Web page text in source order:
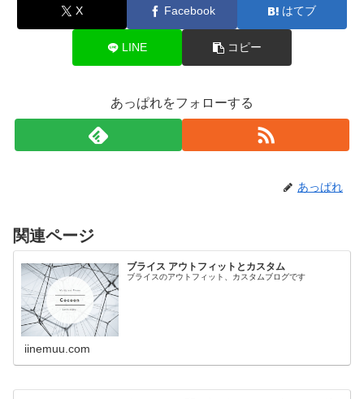
X Facebook はてブ
LINE コピー
あっぱれをフォローする
あっぱれ
関連ページ
ブライス アウトフィットとカスタム
ブライスのアウトフィット、カスタムブログです
iinemuu.com